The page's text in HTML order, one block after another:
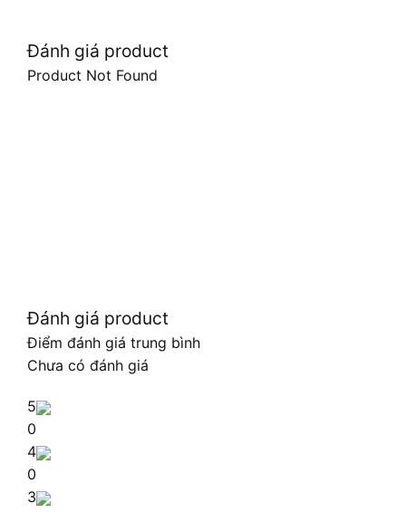
Đánh giá product
Product Not Found
Đánh giá product
Điểm đánh giá trung bình
Chưa có đánh giá
5
0
4
0
3